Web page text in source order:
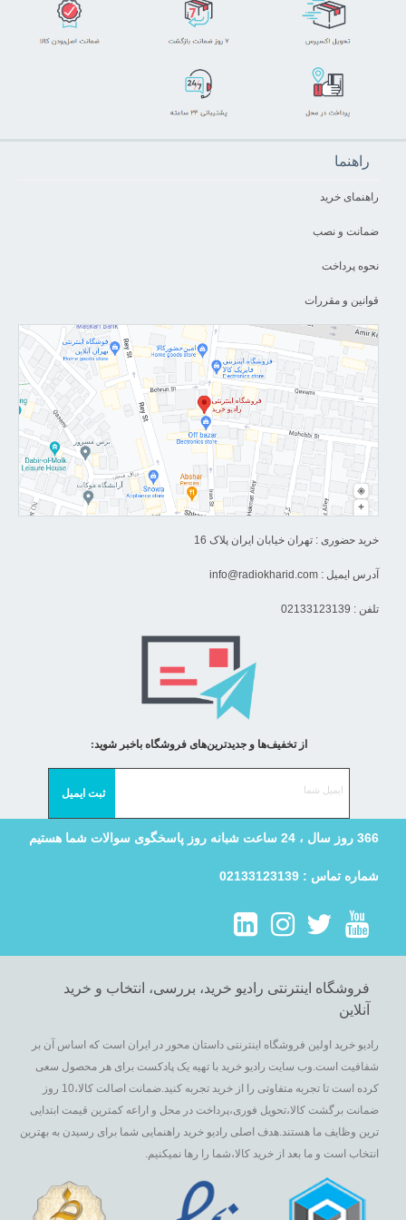
راهنما
راهنمای خرید
ضمانت و نصب
نحوه پرداخت
قوانین و مقررات
خرید حضوری : تهران خیابان ایران پلاک 16
آدرس ایمیل : info@radiokharid.com
تلفن : 02133123139
366 روز سال ، 24 ساعت شبانه روز پاسخگوی سوالات شما هستیم
شماره تماس : 02133123139
از تخفیف‌ها و جدیدترین‌های فروشگاه باخبر شوید:
فروشگاه اینترنتی رادیو خرید، بررسی، انتخاب و خرید
آنلاین
رادیو خرید اولین فروشگاه اینترنتی داستان محور در ایران است که اساس آن بر
شفافیت است.وب سایت رادیو خرید با تهیه یک پادکست برای هر محصول سعی
کرده است تا تجربه متفاوتی را از خرید تجربه کنید.ضمانت اصالت کالا،10 روز
ضمانت برگشت کالا،تحویل فوری،پرداخت در محل و اراعه کمترین قیمت ابتدایی
ترین وظایف ما هستند.هدف اصلی رادیو خرید راهنمایی شما برای رسیدن به بهترین
انتخاب است و ما بعد از خرید کالا،شما را رها نمیکنیم.